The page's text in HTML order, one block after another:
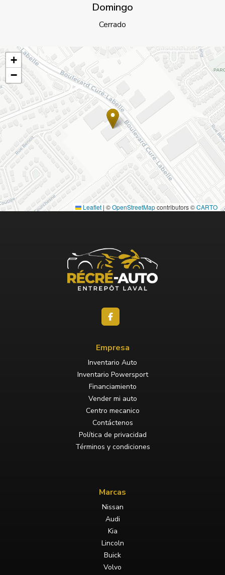
Domingo
Cerrado
+
−
Leaflet | ©OpenStreetMapcontributors ©CARTO
Empresa
Inventario Auto
Inventario Powersport
Financiamiento
Vender mi auto
Centro mecanico
Contáctenos
Política de privacidad
Términos y condiciones
Marcas
Nissan
Audi
Kia
Lincoln
Buick
Volvo